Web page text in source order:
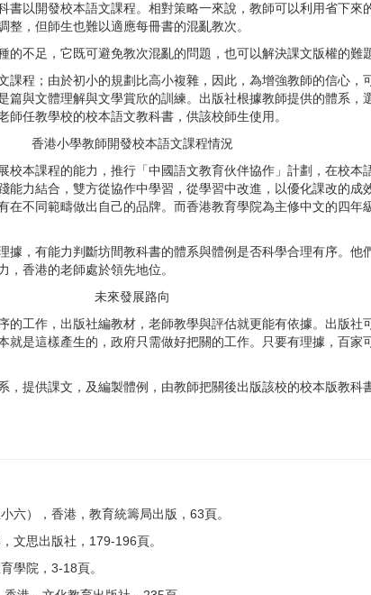
開發校本語文課程。相對策略一來說，教師可以利用省下來
，但師生也難以適應每冊書的混亂教次。
足，它既可避免教次混亂的問題，也可以解決課文版權的難題
；由於初小的規劃比高小複雜，因此，為增強教師的信心，
與文體理解與文學賞欣的訓練。出版社根據教師提供的體系
任教學校的校本語文教科書，供該校師生使用。
香港小學教師開發校本語文課程情況
課程的能力，推行「中國語文教育伙伴協作」計劃，在校本
力結合，雙方從協作中學習，從學習中改進，以優化課改的
不同範疇做出自己的品牌。而香港教育學院為主修中文的四
有能力判斷坊間教科書的體系與體例是否科學合理有序。他
香港的老師處於領先地位。
未來發展路向
作，出版社編教材，老師教學與評估就更能有依據。出版社
是這樣產生的，政府只需做好把關的工作。只要有理據，百
供課文，及編製體例，由教師把關後出版該校的校本版教科
六），香港，教育統籌局出版，63頁。
文思出版社，179-196頁。
學院，3-18頁。